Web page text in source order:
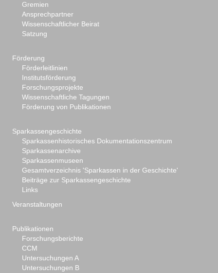
Gremien
Ansprechpartner
Wissenschaftlicher Beirat
Satzung
Förderung
Förderleitlinien
Institutsförderung
Forschungsprojekte
Wissenschaftliche Tagungen
Förderung von Publikationen
Sparkassengeschichte
Sparkassenhistorisches Dokumentationszentrum
Sparkassenarchive
Sparkassenmuseen
Gesamtverzeichnis 'Sparkassen in der Geschichte'
Beiträge zur Sparkassengeschichte
Links
Veranstaltungen
Publikationen
Forschungsberichte
CCM
Untersuchungen A
Untersuchungen B